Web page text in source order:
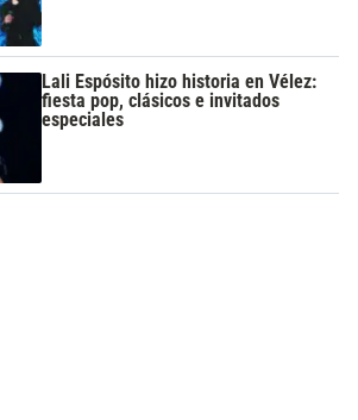
Lali Espósito hizo historia en Vélez:
fiesta pop, clásicos e invitados
especiales